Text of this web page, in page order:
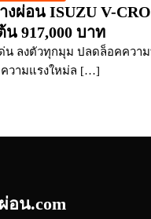
งผ่อน ISUZU V-
น 917,000 บาท
น ลงตัวทุกมุม ปลดล็อคควา
วามแรงใหม่ล […]
อน.com